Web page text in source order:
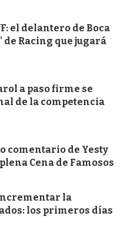
el delantero de Boca
de Racing que jugará
a paso firme se
de la competencia
comentario de Yesty
Cena de Famosos
la
los primeros días